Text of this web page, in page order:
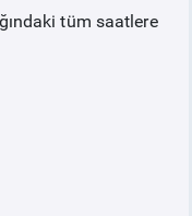
tüm saatlere